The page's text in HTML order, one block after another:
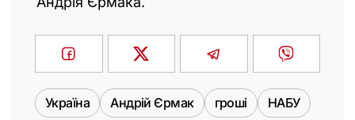
Україна Андрій Єрмак гроші НАБУ